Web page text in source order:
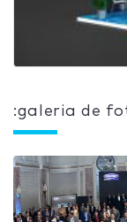
:galeria de